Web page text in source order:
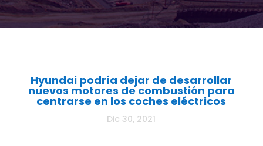
Hyundai podría dejar de desarrollar
nuevos motores de combustión para
centrarse en los coches eléctricos
Dic 30, 2021